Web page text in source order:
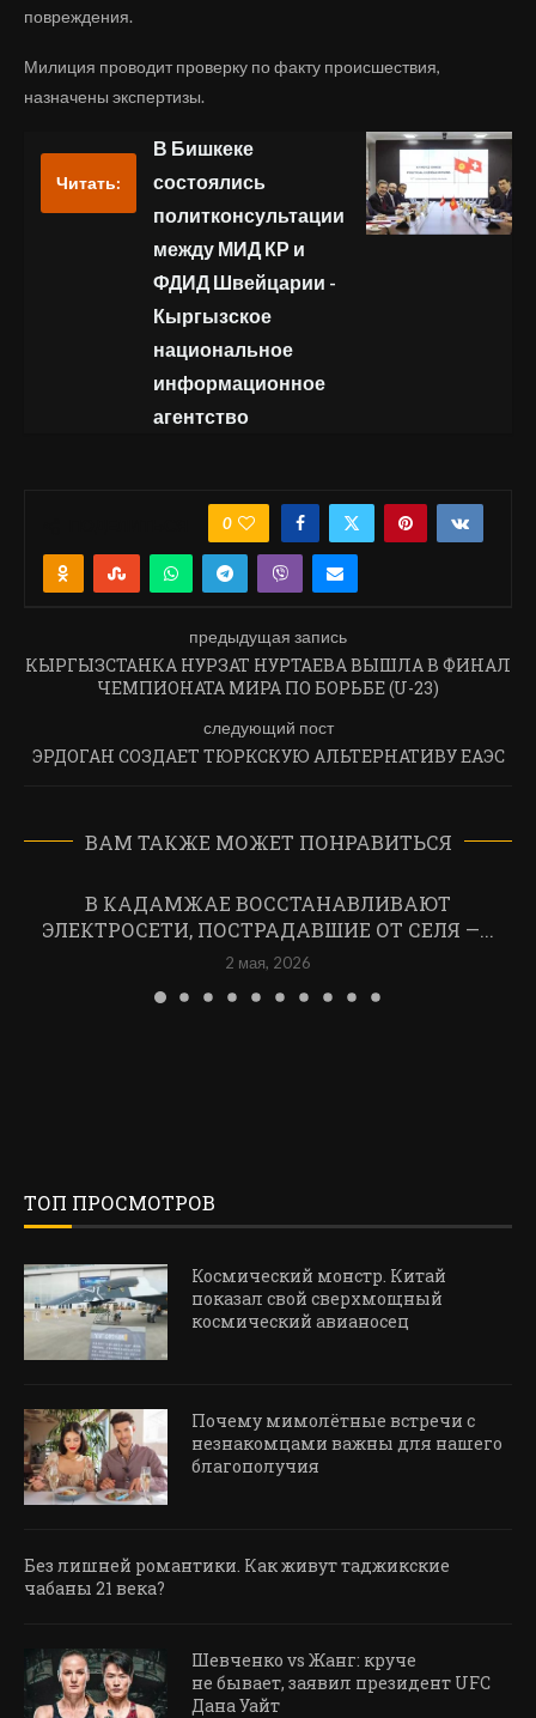
повреждения.
Милиция проводит проверку по факту происшествия,
назначены экспертизы.
Читать:
В Бишкеке
состоялись
политконсультации
между МИД КР и
ФДИД Швейцарии -
Кыргызское
национальное
информационное
агентство
0
предыдущая запись
КЫРГЫЗСТАНКА НУРЗАТ НУРТАЕВА ВЫШЛА В ФИНАЛ
ЧЕМПИОНАТА МИРА ПО БОРЬБЕ (U-23)
следующий пост
ЭРДОГАН СОЗДАЕТ ТЮРКСКУЮ АЛЬТЕРНАТИВУ ЕАЭС
ВАМ ТАКЖЕ МОЖЕТ ПОНРАВИТЬСЯ
В КАДАМЖАЕ ВОССТАНАВЛИВАЮТ
ЭЛЕКТРОСЕТИ, ПОСТРАДАВШИЕ ОТ СЕЛЯ —...
2 мая, 2026
ТОП ПРОСМОТРОВ
Космический монстр. Китай
показал свой сверхмощный
космический авианосец
Почему мимолётные встречи с
незнакомцами важны для нашего
благополучия
Без лишней романтики. Как живут таджикские
чабаны 21 века?
Шевченко vs Жанг: круче
не бывает, заявил президент UFC
Дана Уайт